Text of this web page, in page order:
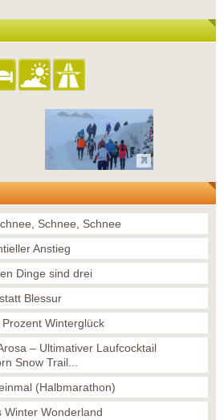
Schnee, Schnee
Anstieg
Dinge sind drei
Blessur
Winterglück
– Ultimativer Laufcocktail
Snow Trail...
(Halbmarathon)
Winter Wonderland